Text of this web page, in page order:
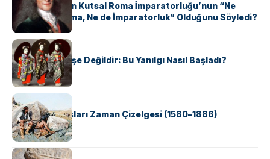
Voltaire Neden Kutsal Roma İmparatorluğu’nun “Ne
Kutsal, Ne Roma, Ne de İmparatorluk” Olduğunu Söyledi?
KÜLTÜR
Geyşalar Fahişe Değildir: Bu Yanılgı Nasıl Başladı?
KÜLTÜR
Apache Savaşları Zaman Çizelgesi (1580–1886)
KÜLTÜR